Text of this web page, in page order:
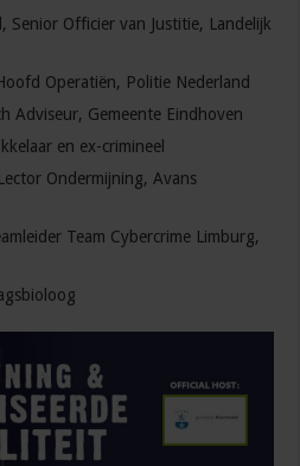
, Senior Officier van Justitie, Landelijk
Operatiën, Politie Nederland
Adviseur, Gemeente Eindhoven
en ex-crimineel
Ondermijning, Avans
Team Cybercrime Limburg,